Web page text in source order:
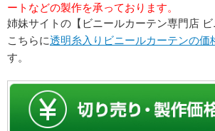
ートなどの製作を承っております。
姉妹サイトの【ビニールカーテン専門店
こちらに透明糸入りビニールカーテンの価
す。